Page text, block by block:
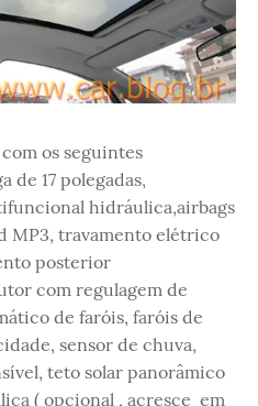
os seguintes
de 17 polegadas,
hidráulica,airbags
MP3, travamento elétrico
posterior
com regulagem de
de faróis, faróis de
sensor de chuva,
teto solar panorâmico
( opcional , acresce em